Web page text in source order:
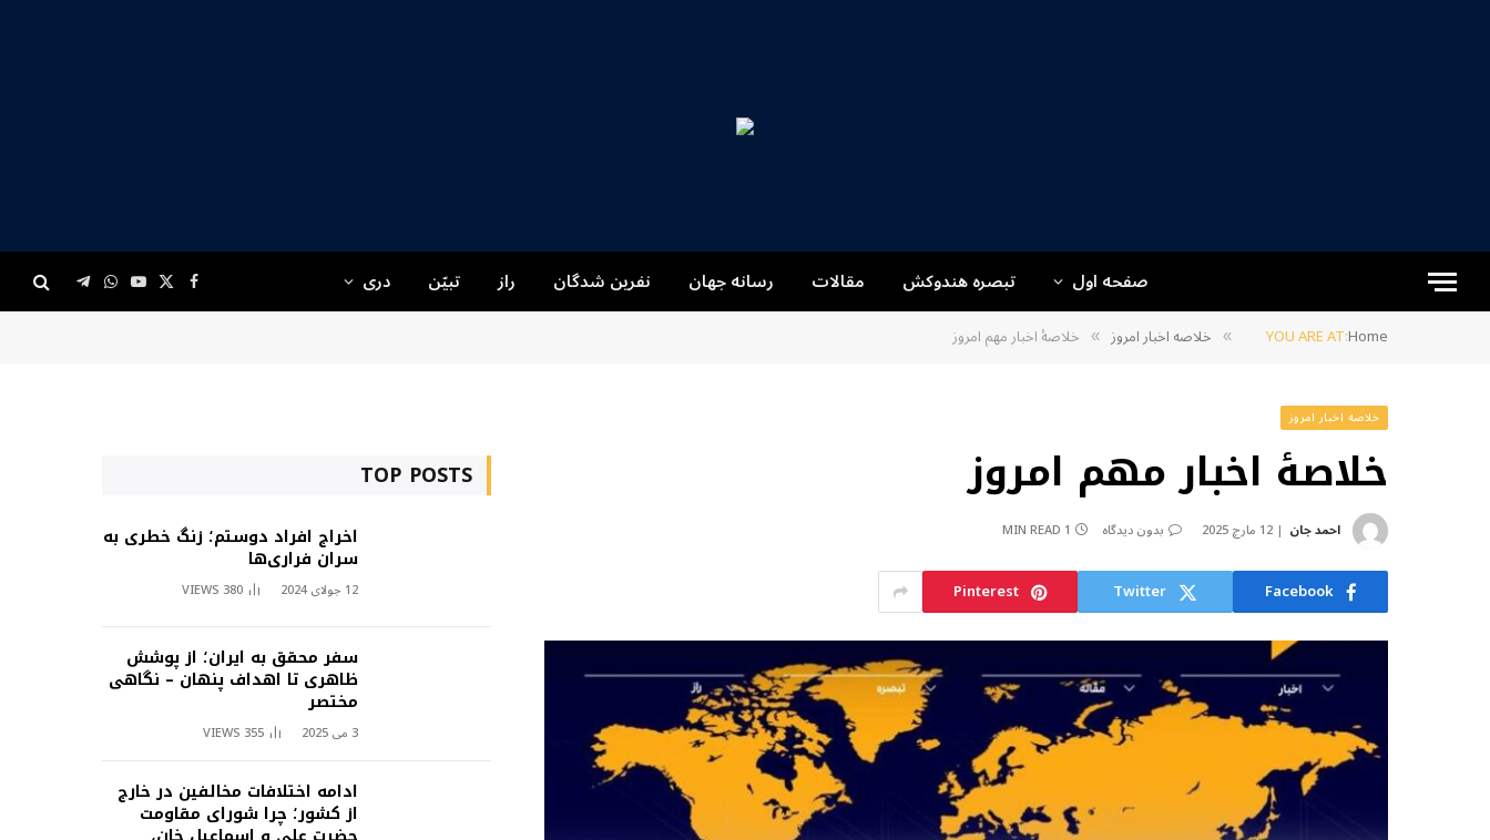
صفحه اول تبصره هندوکش مقالات رسانه جهان نفرین شدگان راز تبیّن دری Facebook
X
(Twitter)
YouTube
WhatsApp
Telegram
YOU ARE AT:Home
» خلاصه اخبار امروز » خلاصۀ اخبار مهم امروز
خلاصه اخبار امروز
خلاصۀ اخبار مهم امروز
احمد جان 12 مارچ 2025 بدون دیدگاه 1 MIN READ
Facebook
Twitter
Pinterest
TOP POSTS
اخراج افراد دوستم؛ زنگ خطری به
سران فراری‌ها
12 جولای 2024 380
VIEWS
سفر محقق به ایران؛ از پوشش
ظاهری تا اهداف پنهان – نگاهی
مختصر
3 می 2025 355
VIEWS
ادامه اختلافات مخالفین در خارج
از کشور؛ چرا شورای مقاومت